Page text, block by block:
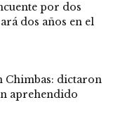
por dos
dos años en el
Chimbas: dictaron
aprehendido